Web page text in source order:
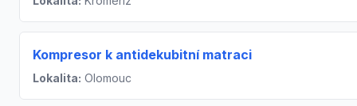
Kompresor k antidekubitní matraci
Lokalita: Olomouc